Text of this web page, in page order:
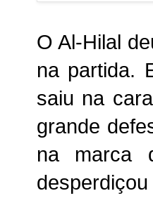
O Al-Hilal
na partida.
saiu na
grande
na marca